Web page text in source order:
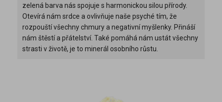
zelená barva nás spojuje s harmonickou silou přírody.
Otevírá nám srdce a ovlivňuje naše psyché tím, že
rozpouští všechny chmury a negativní myšlenky. Přináší
nám štěstí a přátelství. Také pomáhá nám ustát všechny
strasti v životě, je to minerál osobního růstu.